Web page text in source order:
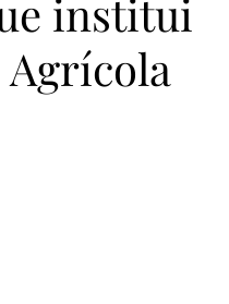
institui